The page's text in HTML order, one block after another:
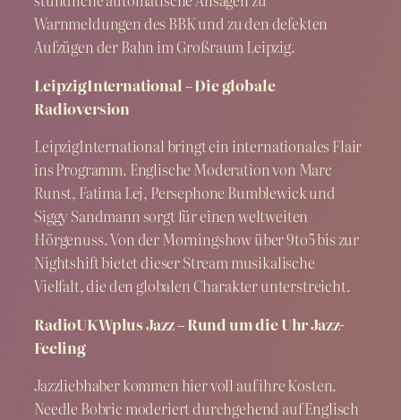
Warnmeldungen des BBK und zu den defekten
Aufzügen der Bahn im Großraum Leipzig.
LeipzigInternational – Die globale
Radioversion
LeipzigInternational bringt ein internationales Flair
ins Programm. Englische Moderation von Marc
Runst, Fatima Lej, Persephone Bumblewick und
Siggy Sandmann sorgt für einen weltweiten
Hörgenuss. Von der Morningshow über 9to5 bis zur
Nightshift bietet dieser Stream musikalische
Vielfalt, die den globalen Charakter unterstreicht.
RadioUKWplus Jazz – Rund um die Uhr Jazz-
Feeling
Jazzliebhaber kommen hier voll auf ihre Kosten.
Needle Bobric moderiert durchgehend auf Englisch